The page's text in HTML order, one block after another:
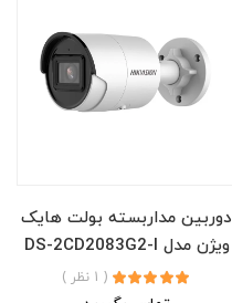
دوربین مداربسته بولت هایک
ویژن مدل DS-2CD2083G2-I
( 1 نظر )